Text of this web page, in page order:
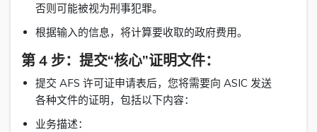
否则可能被视为刑事犯罪。
根据输入的信息，将计算要收取的政府费用。
第 4 步：提交“核心”证明文件：
提交 AFS 许可证申请表后，您将需要向 ASIC 发送
各种文件的证明，包括以下内容：
业务描述：